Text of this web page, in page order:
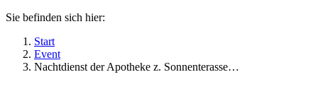
Sie befinden sich hier:
Start
Event
Nachtdienst der Apotheke z. Sonnenterasse…